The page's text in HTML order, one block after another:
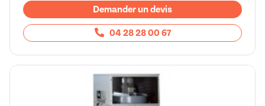
Demander un devis
04 28 28 00 67